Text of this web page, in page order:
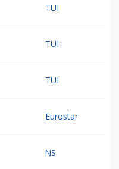
TUI
TUI
TUI
Eurostar
NS